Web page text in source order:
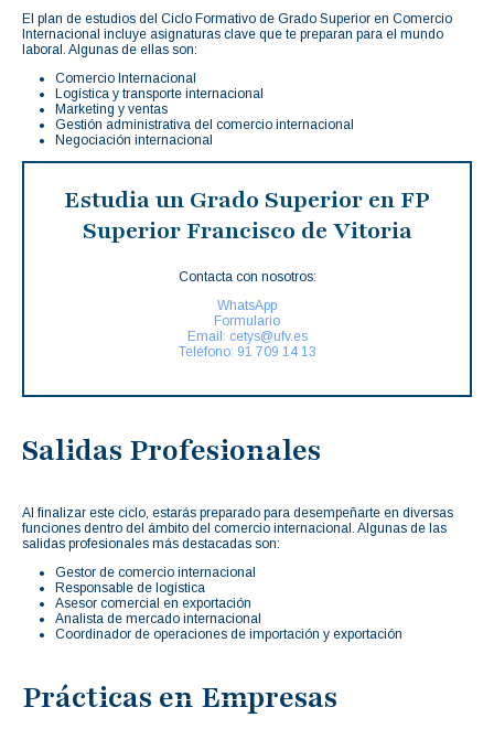
El plan de estudios del Ciclo Formativo de Grado Superior en Comercio
Internacional incluye asignaturas clave que te preparan para el mundo
laboral. Algunas de ellas son:
Comercio Internacional
Logística y transporte internacional
Marketing y ventas
Gestión administrativa del comercio internacional
Negociación internacional
Estudia un Grado Superior en FP
Superior Francisco de Vitoria
Contacta con nosotros:
WhatsApp
Formulario
Email: cetys@ufv.es
Teléfono: 91 709 14 13
Salidas Profesionales
Al finalizar este ciclo, estarás preparado para desempeñarte en diversas
funciones dentro del ámbito del comercio internacional. Algunas de las
salidas profesionales más destacadas son:
Gestor de comercio internacional
Responsable de logística
Asesor comercial en exportación
Analista de mercado internacional
Coordinador de operaciones de importación y exportación
Prácticas en Empresas